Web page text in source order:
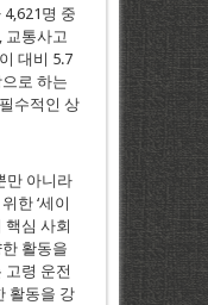
명 중
교통사고
대비 5.7
로 하는
수적인 상
만 아니라
한 ‘세이
핵심 사회
활동을
고령 운전
활동을 강